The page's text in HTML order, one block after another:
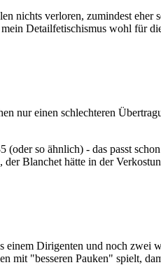
nichts verloren, zumindest
Detailfetischismus wohl für
nur einen schlechteren
so ähnlich) - das passt
Blanchet hätte in der
Dirigenten und noch
mit "besseren Pauken" spielt,